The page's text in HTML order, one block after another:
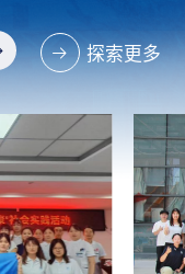
探索更多